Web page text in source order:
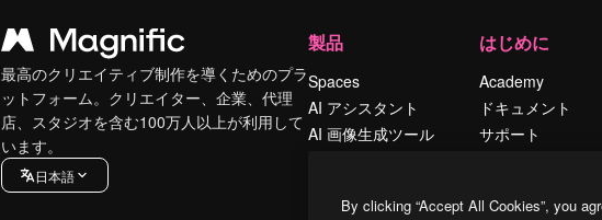
最高のクリエイティブ制作を導くためのプラ
ットフォーム。クリエイター、企業、代理
店、スタジオを含む100万人以上が利用して
います。
日本語
製品
Spaces
AI アシスタント
AI 画像生成ツール
ストックコンテン
はじめに
Academy
ドキュメント
サポート
シー
By clicking “Accept All Cookies”, you